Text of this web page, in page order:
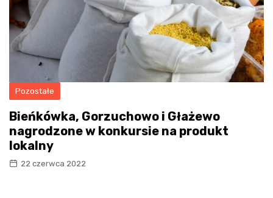
Pozostałe
Bieńkówka, Gorzuchowo i Głażewo
nagrodzone w konkursie na produkt
lokalny
22 czerwca 2022